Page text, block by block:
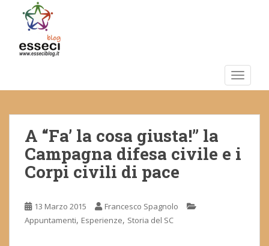
m
A “Fa’ la cosa giusta!” la
Campagna difesa civile e i
Corpi civili di pace
13 Marzo 2015
Francesco Spagnolo
Appuntamenti, Esperienze, Storia del SC